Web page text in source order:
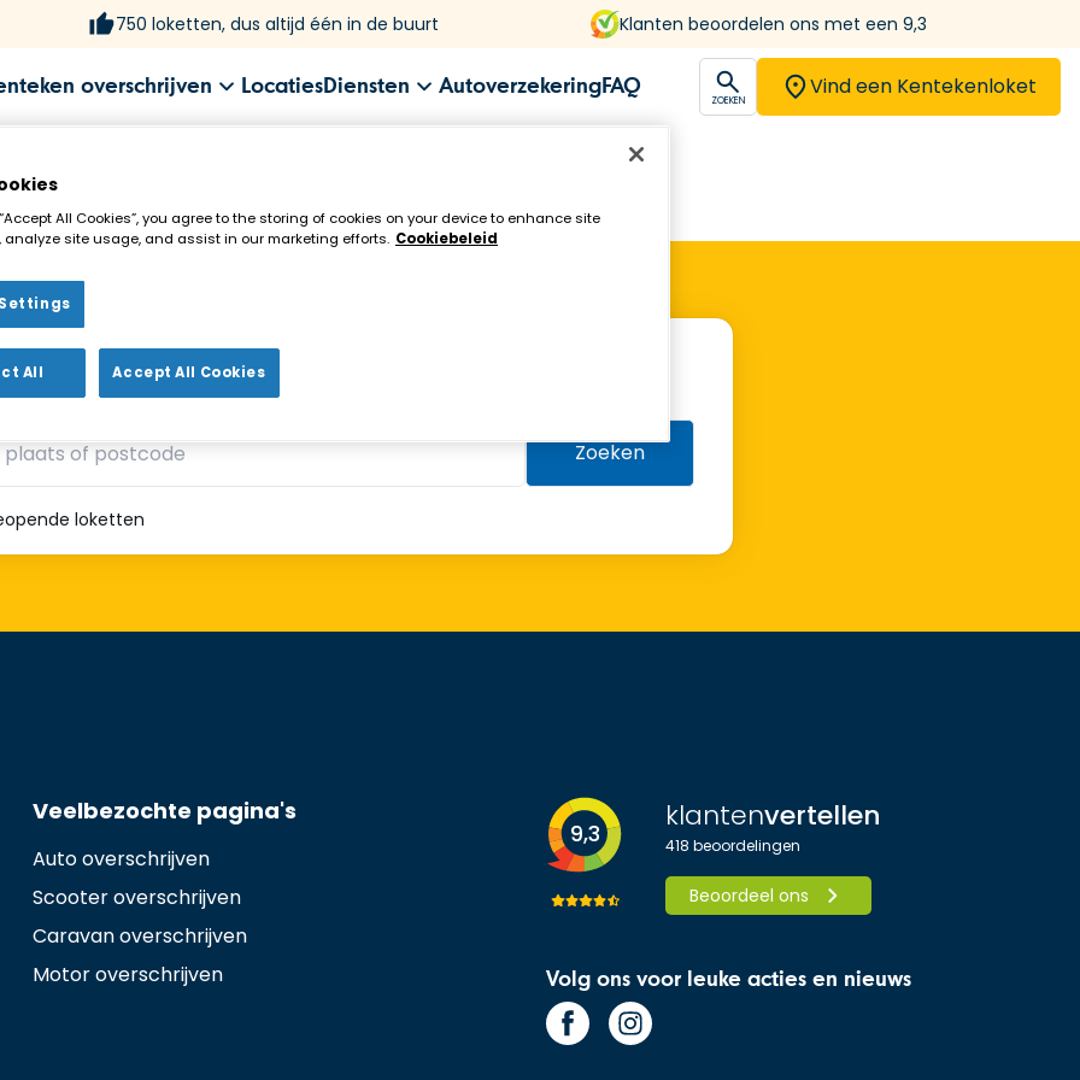
750 loketten, dus altijd één in de buurt Klanten beoordelen ons met een 9,3
overschrijven LocatiesDiensten AutoverzekeringFAQ open
ZOEKEN
Vind een Kentekenloket
in de buurt!
Zoeken
loketten
Veelbezochte pagina's
Auto overschrijven
Scooter overschrijven
Caravan overschrijven
Motor overschrijven
9,3 klantenvertellen
418 beoordelingen
Beoordeel ons
Volg ons voor leuke acties en nieuws
All Cookies”, you agree to the storing of cookies on your device to enhance site
site usage, and assist in our marketing efforts. Cookiebeleid
All Accept All Cookies